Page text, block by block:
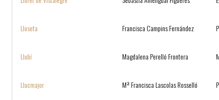
Lloseta Francisca Campins Fernández
Llubí Magdalena Perelló Frontera
Llucmajor Mª Francisca Lascolas Rosselló